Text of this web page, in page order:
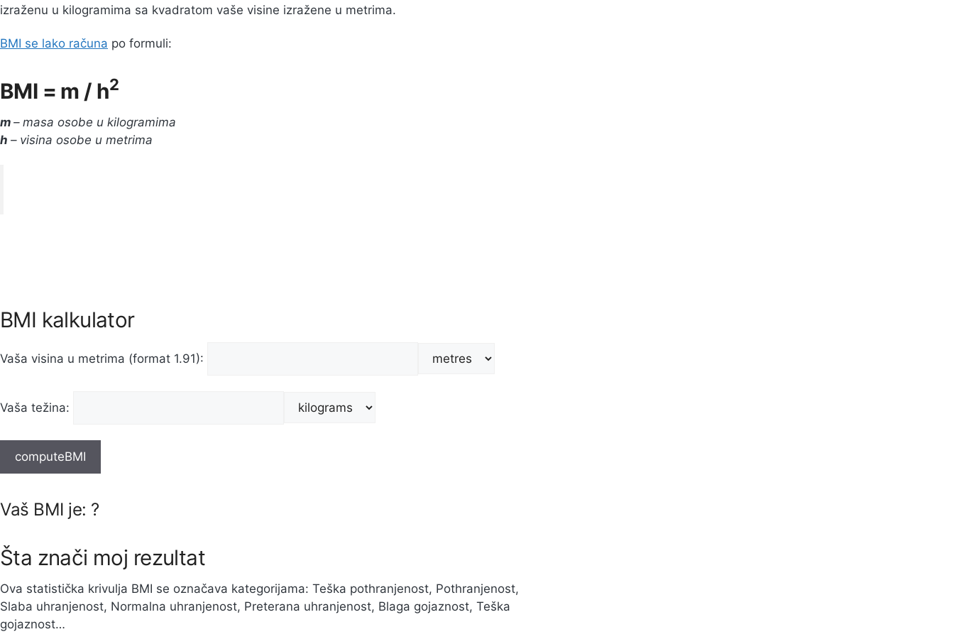
izraženu u kilogramima sa kvadratom vaše visine izražene u metrima.
BMI se lako računa po formuli:
BMI = m / h2
m – masa osobe u kilogramima
h – visina osobe u metrima
BMI kalkulator
Vaša visina u metrima (format 1.91):
Vaša težina:
Vaš BMI je: ?
Šta znači moj rezultat
Ova statistička krivulja BMI se označava kategorijama: Teška pothranjenost, Pothranjenost,
Slaba uhranjenost, Normalna uhranjenost, Preterana uhranjenost, Blaga gojaznost, Teška
gojaznost…